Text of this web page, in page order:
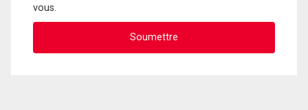
vous.